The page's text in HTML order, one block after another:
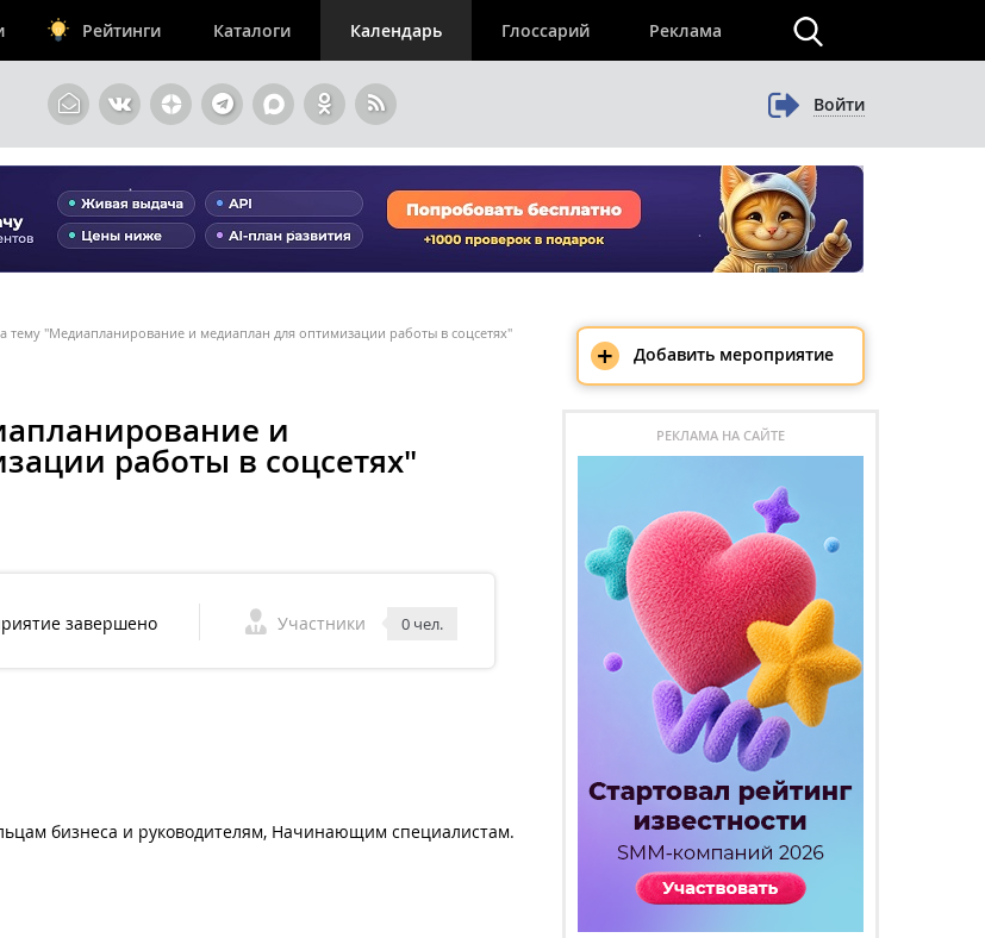
Рейтинги Каталоги Календарь Глоссарий Реклама
Войти
тему "Медиапланирование и медиаплан для оптимизации работы в соцсетях"
и
работы в соцсетях"
завершено Участники 0 чел.
бизнеса и руководителям, Начинающим специалистам.
+ Добавить мероприятие
РЕКЛАМА НА САЙТЕ